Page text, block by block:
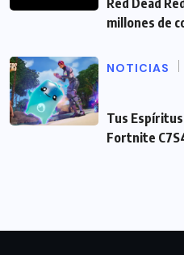
millones de
NOTICIAS
Tus
Fortnite